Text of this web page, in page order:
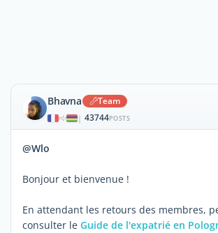
Bhavna Team
| 43744POSTS
@Wlo
Bonjour et bienvenue !
En attendant les retours des membres,
consulter le Guide de l'expatrié en